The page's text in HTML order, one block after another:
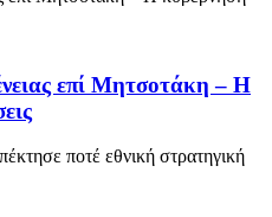
επί Μητσοτάκη – Η